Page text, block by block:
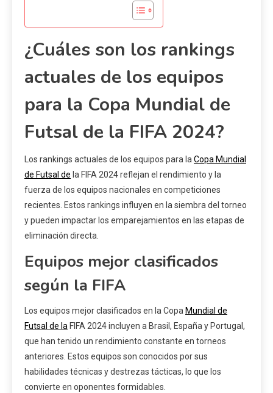
¿Cuáles son los rankings
actuales de los equipos
para la Copa Mundial de
Futsal de la FIFA 2024?
Los rankings actuales de los equipos para la Copa Mundial
de Futsal de la FIFA 2024 reflejan el rendimiento y la
fuerza de los equipos nacionales en competiciones
recientes. Estos rankings influyen en la siembra del torneo
y pueden impactar los emparejamientos en las etapas de
eliminación directa.
Equipos mejor clasificados
según la FIFA
Los equipos mejor clasificados en la Copa Mundial de
Futsal de la FIFA 2024 incluyen a Brasil, España y Portugal,
que han tenido un rendimiento constante en torneos
anteriores. Estos equipos son conocidos por sus
habilidades técnicas y destrezas tácticas, lo que los
convierte en oponentes formidables.